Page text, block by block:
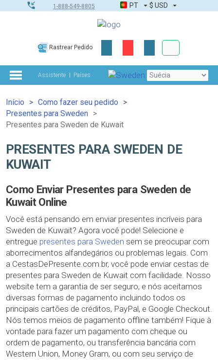
1-888-549-8805 PT $ USD
Rastrear Pedido
Assistente Países
Início
Como fazer seu pedido
Presentes para Sweden
Presentes para Sweden de Kuwait
PRESENTES PARA SWEDEN DE
KUWAIT
Como Enviar Presentes para Sweden de
Kuwait Online
Você está pensando em enviar presentes incríveis para
Sweden de Kuwait? Agora você pode! Selecione e
entregue presentes para Sweden sem se preocupar com
aborrecimentos alfandegários ou problemas legais. Com
a CestasDePresente.com.br, você pode enviar cestas de
presentes para Sweden de Kuwait com facilidade. Nosso
website tem a garantia de ser seguro, e nós aceitamos
diversas formas de pagamento incluindo todos os
principais cartões de créditos, PayPal, e Google Checkout.
Nós temos meios de pagamento offline também! Fique à
vontade para fazer um pagamento com cheque ou
ordem de pagamento, ou transferência bancária com
Western Union, Money Gram, ou com seu serviço de